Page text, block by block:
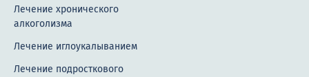
Лечение хронического
алкоголизма
Лечение иглоукалыванием
Лечение подросткового